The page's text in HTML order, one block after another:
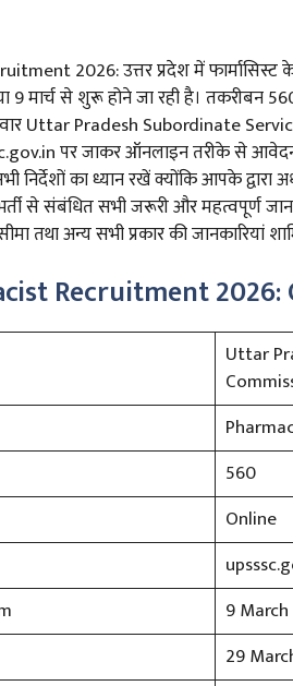
2026: उत्तर प्रदेश में फार्मासिस्ट
मार्च से शुरू होने जा रही है। तकरीबन
Uttar Pradesh Subordinate
पर जाकर ऑनलाइन तरीके से
का ध्यान रखें क्योंकि आपके द्वारा
से संबंधित सभी जरूरी और महत्वपूर्ण
तथा अन्य सभी प्रकार की जानकारियां
Recruitment
Uttar
560
Online
9
29